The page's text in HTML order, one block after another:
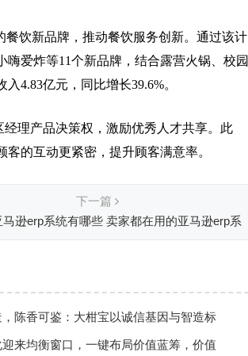
餐饮新品牌，推动餐饮服务创新。通过该计
爱炸等11个新品牌，结合露营火锅、校园
4.83亿元，同比增长39.6%。
理产品决策权，激励优秀人才共享。此
的互动更紧密，提升顾客满意率。
下一篇
马逊erp系统有哪些 卖家都在用的亚马逊erp系
陈香可鉴：大柑宝以诚信基因与智造标
新会陈皮高质量发展
来均衡窗口，一键布局价值蓝筹，价值